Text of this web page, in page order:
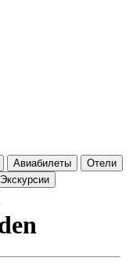
Авиабилеты
Отели
Экскурсии